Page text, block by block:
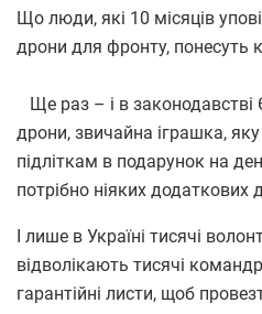
Що люди, які 10 місяців
дрони для фронту, понесуть
Ще раз – і в законодавстві
дрони, звичайна іграшка,
підліткам в подарунок на
потрібно ніяких додаткових
І лише в Україні тисячі
відволікають тисячі
гарантійні листи, щоб